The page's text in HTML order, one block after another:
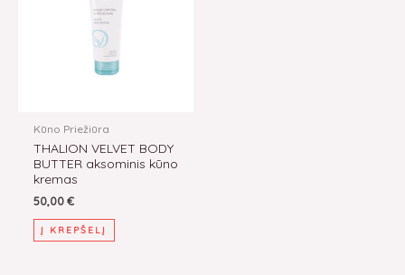
Kūno Priežiūra
THALION VELVET BODY
BUTTER aksominis kūno
kremas
50,00€
Į KREPŠELĮ